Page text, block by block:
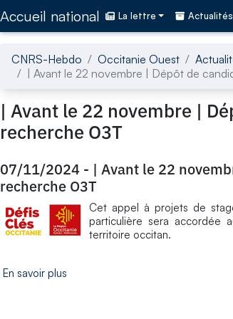
Accueil national La lettre Actualités
CNRS-Hebdo Occitanie Ouest
| Avant le 22 novembre | Dépôt de
| Avant le 22 novembre |
recherche O3T
07/11/2024 - | Avant le 22
recherche O3T
Cet appel à projets de
particulière sera accordée
territoire occitan.
En savoir plus